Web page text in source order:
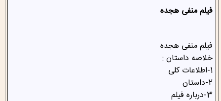
فیلم منفی هجده
فیلم منفی هجده
خلاصه داستان :
1-اطلاعات کلی
2-داستان
3-درباره فیلم